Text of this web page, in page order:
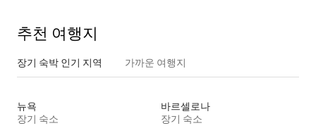
추천 여행지
장기 숙박 인기 지역 가까운 여행지
뉴욕
장기 숙소
바르셀로나
장기 숙소